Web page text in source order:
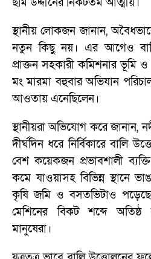
স্থানীয় লোকজন জানান,
নতুন কিছু নয়। ‌এর আগেও
প্রাক্তন সহকারী কমিশনার ভূমি ও
মং মারমা বহুবার অভিযান
আওতায় এনেছিলেন।
স্থানীয়রা অভিযোগ করে জানান,
দীর্ঘদিন ধরে নির্বিকারে বালি
বেশ কয়েকজন প্রভাবশালী
কমে যাওয়াসহ বিভিন্ন স্থানে
কৃষি জমি ও বসতভিটাও
মেশিনের বিকট শব্দে
মানুষেরা।